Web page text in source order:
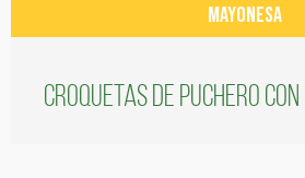
MAYONESA
Croquetas de puchero